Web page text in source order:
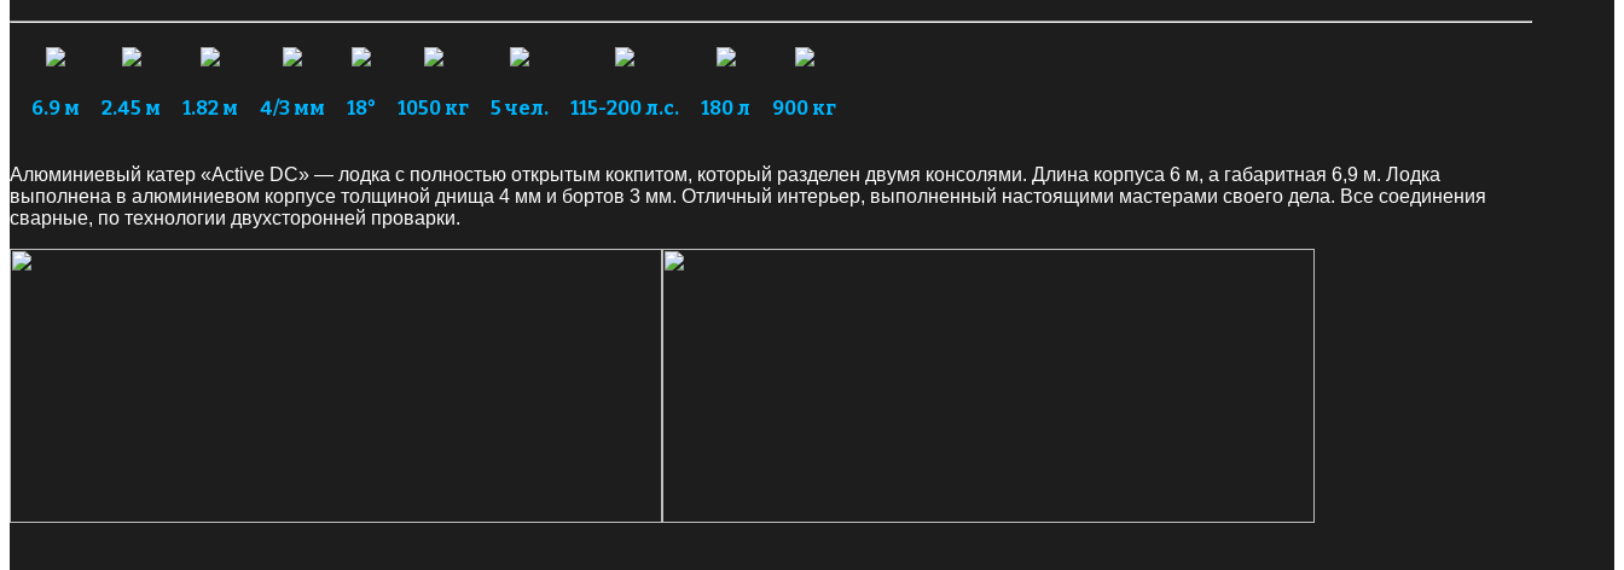
6.9 м 2.45 м 1.82 м 4/3 мм 18° 1050 кг 5 чел. 115-200 л.с. 180 л 900 кг
Алюминиевый катер «Active DC» — лодка с полностью открытым кокпитом, который разделен двумя консолями. Длина корпуса 6 м, а габаритная 6,9 м. Лодка
выполнена в алюминиевом корпусе толщиной днища 4 мм и бортов 3 мм. Отличный интерьер, выполненный настоящими мастерами своего дела. Все соединения
сварные, по технологии двухсторонней проварки.